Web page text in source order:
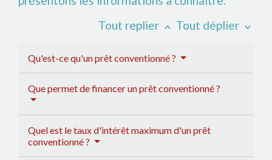
Tout replier keyboard_arrow_up Tout déplier keyboard_arrow_down
Qu'est-ce qu'un prêt conventionné ?
Que permet de financer un prêt conventionné ?
Quel est le taux d'intérêt maximum d'un prêt
conventionné ?